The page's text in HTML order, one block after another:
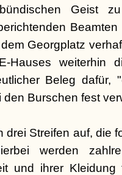
Geist
Georgplatz
Hauses weiterhin
Beleg dafür,
Burschen fest
drei Streifen auf, die
werden
und ihrer Kleidung